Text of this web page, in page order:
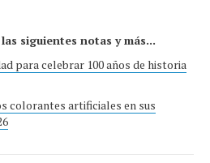
siguientes notas y más...
para celebrar 100 años de historia
colorantes artificiales en sus